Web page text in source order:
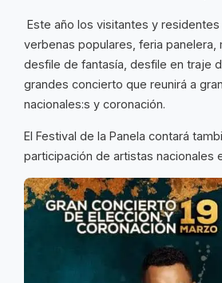
Este año los visitantes y
verbenas populares, feria panelera,
desfile de fantasía, desfile en traje
grandes concierto que reunirá a
nacionales:s y coronación.
El Festival de la Panela contará
participación de artistas nacionales